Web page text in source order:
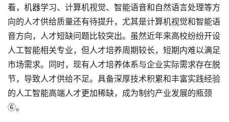
看，机器学习、计算机视觉、智能语音和自然语言处理等方
向的人才供给质量还有待提升，尤其是计算机视觉和智能语
音方向，人才短缺问题比较突出。虽然近年来高校纷纷开设
人工智能相关专业，但人才培养周期较长，短期内难以满足
市场需求。同时，现有人才培养体系与企业实际需求存在脱
节，导致人才供给不足。具备深厚技术积累和丰富实践经验
的人工智能高端人才更加稀缺，成为制约产业发展的瓶颈
⑥。